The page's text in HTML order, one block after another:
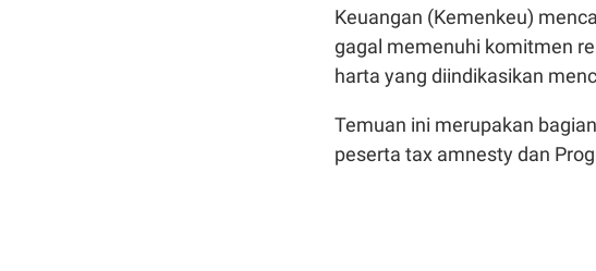
Keuangan (Kemenkeu)
gagal memenuhi komitmen
harta yang diindikasikan
Temuan ini merupakan
peserta tax amnesty dan